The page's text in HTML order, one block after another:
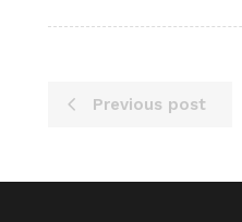
Previous post